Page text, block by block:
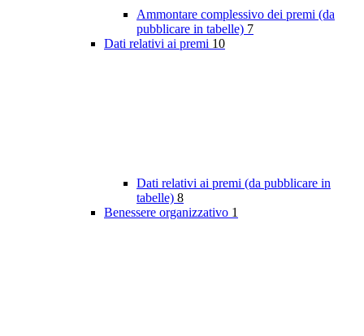
Ammontare complessivo dei premi (da
pubblicare in tabelle) 7
Dati relativi ai premi 10
Dati relativi ai premi (da pubblicare in
tabelle) 8
Benessere organizzativo 1